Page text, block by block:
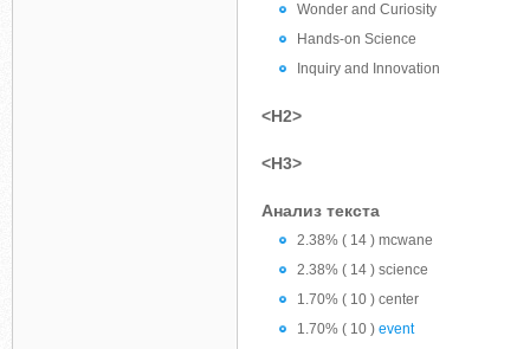
Wonder and Curiosity
Hands-on Science
Inquiry and Innovation
<H2>
<H3>
Анализ текста
2.38% ( 14 ) mcwane
2.38% ( 14 ) science
1.70% ( 10 ) center
1.70% ( 10 ) event